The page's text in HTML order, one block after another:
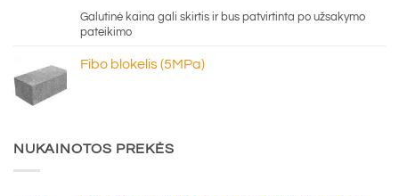
range:
€6.20
Galutinė kaina gali skirtis ir bus patvirtinta po užsakymo
pateikimo
Fibo blokelis (5MPa)
NUKAINOTOS PREKĖS